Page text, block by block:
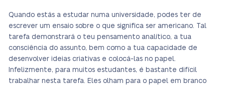
Quando estás a estudar numa universidade, podes ter de
escrever um ensaio sobre o que significa ser americano. Tal
tarefa demonstrará o teu pensamento analítico, a tua
consciência do assunto, bem como a tua capacidade de
desenvolver ideias criativas e colocá-las no papel.
Infelizmente, para muitos estudantes, é bastante difícil
trabalhar nesta tarefa. Eles olham para o papel em branco